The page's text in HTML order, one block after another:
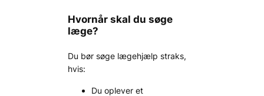
Hvornår skal du søge
læge?
Du bør søge lægehjælp straks,
hvis:
Du oplever et